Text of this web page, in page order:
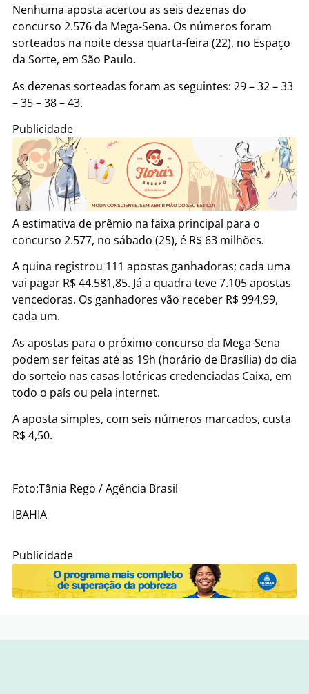
Nenhuma aposta acertou as seis dezenas do
concurso 2.576 da Mega-Sena. Os números foram
sorteados na noite dessa quarta-feira (22), no Espaço
da Sorte, em São Paulo.
As dezenas sorteadas foram as seguintes: 29 – 32 – 33
– 35 – 38 – 43.
Publicidade
A estimativa de prêmio na faixa principal para o
concurso 2.577, no sábado (25), é R$ 63 milhões.
A quina registrou 111 apostas ganhadoras; cada uma
vai pagar R$ 44.581,85. Já a quadra teve 7.105 apostas
vencedoras. Os ganhadores vão receber R$ 994,99,
cada um.
As apostas para o próximo concurso da Mega-Sena
podem ser feitas até as 19h (horário de Brasília) do dia
do sorteio nas casas lotéricas credenciadas Caixa, em
todo o país ou pela internet.
A aposta simples, com seis números marcados, custa
R$ 4,50.
Foto:Tânia Rego / Agência Brasil
IBAHIA
Publicidade